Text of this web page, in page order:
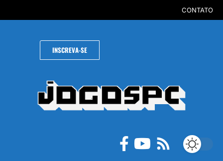
CONTATO
INSCREVA-SE